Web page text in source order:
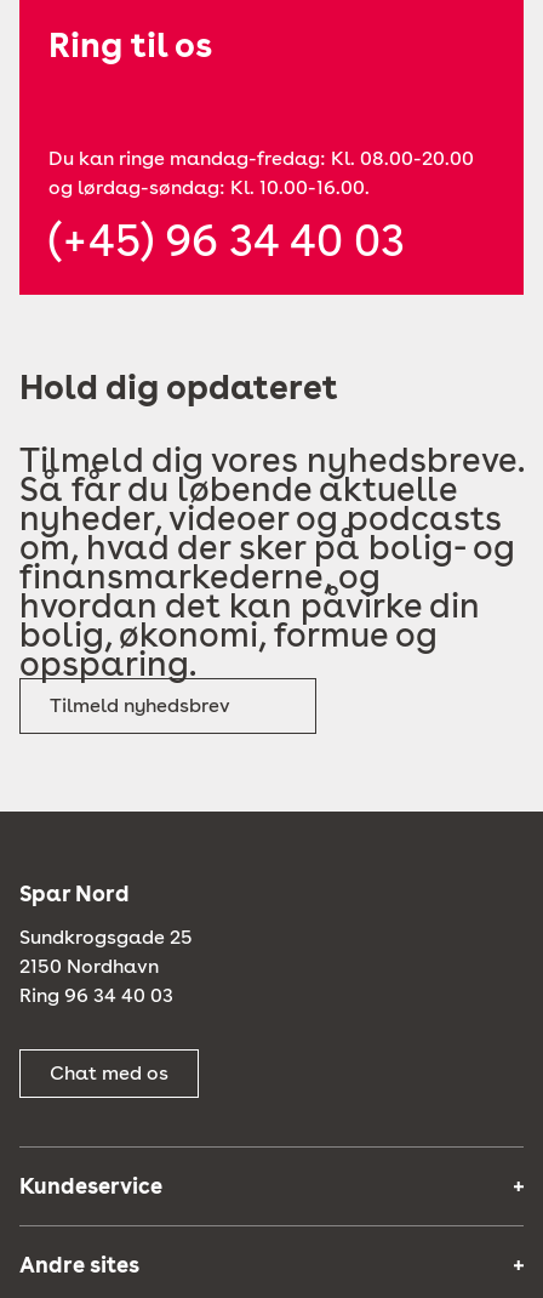
Ring til os
Du kan ringe mandag-fredag: Kl. 08.00-20.00
og lørdag-søndag: Kl. 10.00-16.00.
(+45) 96 34 40 03
Hold dig opdateret
Tilmeld dig vores nyhedsbreve.
Så får du løbende aktuelle
nyheder, videoer og podcasts
om, hvad der sker på bolig- og
finansmarkederne, og
hvordan det kan påvirke din
bolig, økonomi, formue og
opsparing.
Tilmeld nyhedsbrev
Spar Nord
Sundkrogsgade 25
2150 Nordhavn
Ring 96 34 40 03
Chat med os
Kundeservice
Andre sites